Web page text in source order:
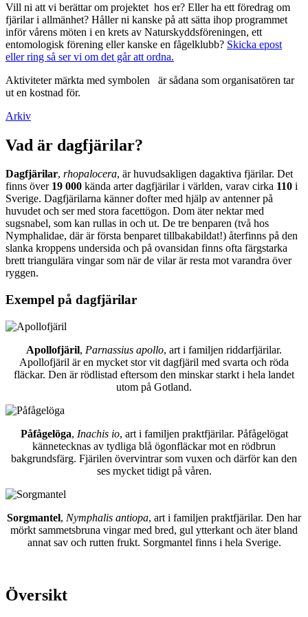
Vill ni att vi berättar om projektet hos er? Eller ha ett föredrag om
fjärilar i allmänhet? Håller ni kanske på att sätta ihop programmet
inför vårens möten i en krets av Naturskyddsföreningen, ett
entomologisk förening eller kanske en fågelklubb? Skicka epost
eller ring så ser vi om det går att ordna.
Aktiviteter märkta med symbolen
är sådana som organisatören tar
ut en kostnad för.
Arkiv
Vad är dagfjärilar?
Dagfjärilar, rhopalocera, är huvudsakligen dagaktiva fjärilar. Det
finns över 19 000 kända arter dagfjärilar i världen, varav cirka 110 i
Sverige. Dagfjärilarna känner dofter med hjälp av antenner på
huvudet och ser med stora facettögon. Dom äter nektar med
sugsnabel, som kan rullas in och ut. De tre benparen (två hos
Nymphalidae, där är första benparet tillbakabildat!) återfinns på den
slanka kroppens undersida och på ovansidan finns ofta färgstarka
brett triangulära vingar som när de vilar är resta mot varandra över
ryggen.
Exempel på dagfjärilar
Apollofjäril, Parnassius apollo, art i familjen riddarfjärilar.
Apollofjäril är en mycket stor vit dagfjäril med svarta och röda
fläckar. Den är rödlistad eftersom den minskar starkt i hela landet
utom på Gotland.
Påfågelöga, Inachis io, art i familjen praktfjärilar. Påfågelögat
kännetecknas av tydliga blå ögonfläckar mot en rödbrun
bakgrundsfärg. Fjärilen övervintrar som vuxen och därför kan den
ses mycket tidigt på våren.
Sorgmantel, Nymphalis antiopa, art i familjen praktfjärilar. Den har
mörkt sammetsbruna vingar med bred, gul ytterkant och äter bland
annat sav och rutten frukt. Sorgmantel finns i hela Sverige.
Översikt